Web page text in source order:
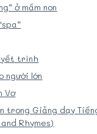
ở mầm non
trình
người lớn
Vơ
trong Giảng dạy
Rhymes)